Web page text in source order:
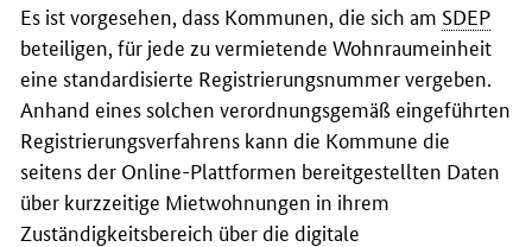
Es ist vorgesehen, dass Kommunen, die sich am SDEP
beteiligen, für jede zu vermietende Wohnraumeinheit
eine standardisierte Registrierungsnummer vergeben.
Anhand eines solchen verordnungsgemäß eingeführten
Registrierungsverfahrens kann die Kommune die
seitens der Online-Plattformen bereitgestellten Daten
über kurzzeitige Mietwohnungen in ihrem
Zuständigkeitsbereich über die digitale